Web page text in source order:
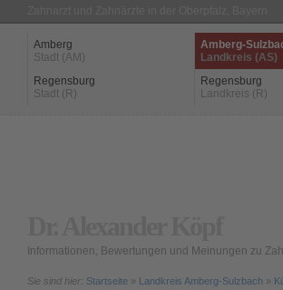
Amberg
Stadt (AM)
Amberg-
Landkreis (AS)
Regensburg
Stadt (R)
Regensburg
Landkreis (R)
Informationen, Bewertungen und Meinungen zu
Sie sind hier: Startseite » Landkreis Amberg-Sulzbach »